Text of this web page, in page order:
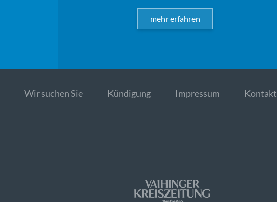
mehr erfahren
Wir suchen Sie Kündigung Impressum Kontakt